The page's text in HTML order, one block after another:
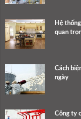
Hệ
quan
Cách
ngày
Công ty